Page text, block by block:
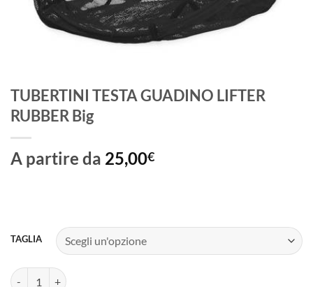
TUBERTINI TESTA GUADINO LIFTER
RUBBER Big
A partire da 25,00€
TAGLIA
TUBERTINI TESTA GUADINO LIFTER RUBBER Big quantità